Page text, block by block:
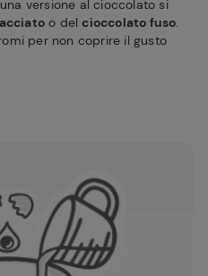
versione al cioccolato si
o delcioccolato fuso.
per non coprire il gusto